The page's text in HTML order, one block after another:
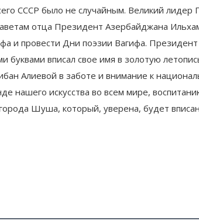
СССР было не случайным. Великий лидер
отца Президент Азербайджана
и провести Дни поэзии Вагифа.
буквами вписал свое имя в золотую
Алиевой в заботе и внимание к
нашего искусства во всем мире,
Шуша, который, уверена, будет